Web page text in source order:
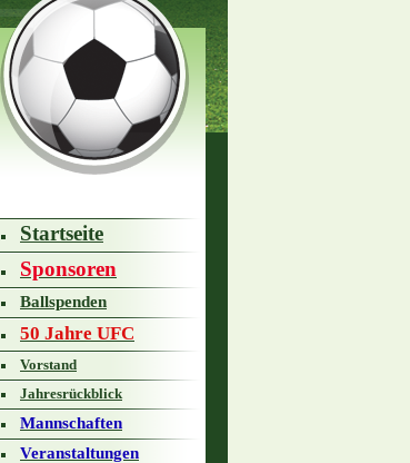
Startseite
Sponsoren
Ballspenden
50 Jahre UFC
Vorstand
Jahresrückblick
Mannschaften
Veranstaltungen